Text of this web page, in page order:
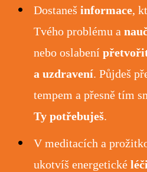
Dostanešinformace,
Tvého problému a
nebo oslabení
a uzdravení. Půjdeš
tempem a přesně tím
Ty potřebuješ.
V meditacích a
ukotvíš energetické